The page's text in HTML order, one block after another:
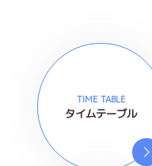
TIME TABLE
タイムテーブル